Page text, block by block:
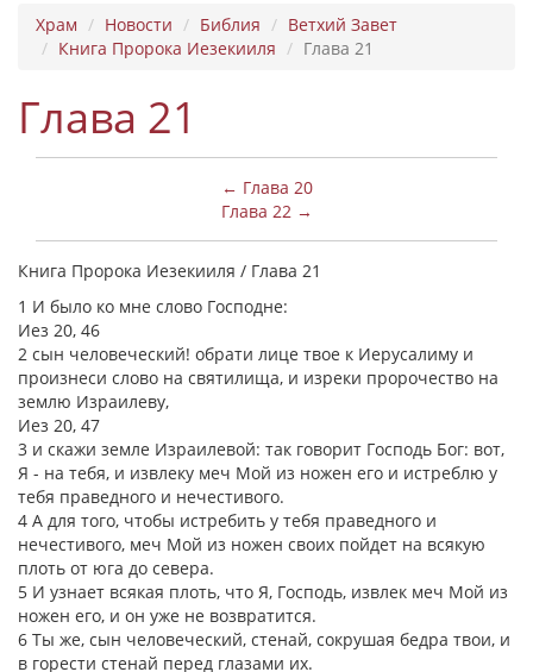
Храм Новости Библия
Ветхий Завет
Книга Пророка Иезекииля
Глава 21
Глава 21
← Глава 20
Глава 22 →
Книга Пророка Иезекииля / Глава 21
1 И было ко мне слово Господне:
Иез 20, 46
2 сын человеческий! обрати лице твое к Иерусалиму и
произнеси слово на святилища, и изреки пророчество на
землю Израилеву,
Иез 20, 47
3 и скажи земле Израилевой: так говорит Господь Бог: вот,
Я - на тебя, и извлеку меч Мой из ножен его и истреблю у
тебя праведного и нечестивого.
4 А для того, чтобы истребить у тебя праведного и
нечестивого, меч Мой из ножен своих пойдет на всякую
плоть от юга до севера.
5 И узнает всякая плоть, что Я, Господь, извлек меч Мой из
ножен его, и он уже не возвратится.
6 Ты же, сын человеческий, стенай, сокрушая бедра твои, и
в горести стенай перед глазами их.